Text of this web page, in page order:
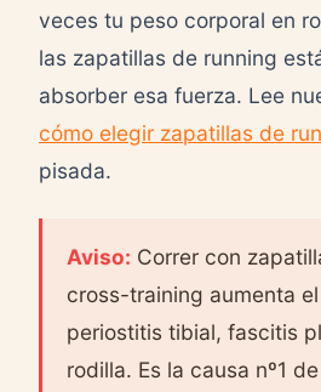
veces tu peso corporal en
las zapatillas de running
absorber esa fuerza. Lee
cómo elegir zapatillas de
pisada.
Aviso: Correr con
cross-training aumenta
periostitis tibial, fascitis
rodilla. Es la causa nº1